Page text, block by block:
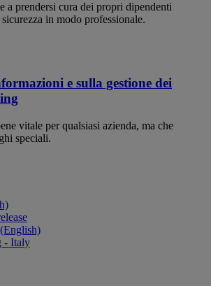
a prendersi cura dei propri dipendenti
in modo professionale.
e sulla gestione dei
vitale per qualsiasi azienda, ma che
speciali.
- Italy